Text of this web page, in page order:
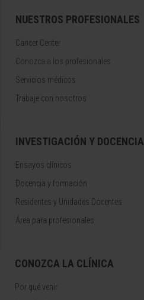
NUESTROS PROFESIONALES
Cancer Center
Conozca a los profesionales
Servicios médicos
Trabaje con nosotros
INVESTIGACIÓN Y DOCENCIA
Ensayos clínicos
Docencia y formación
Residentes y Unidades Docentes
Área para profesionales
CONOZCA LA CLÍNICA
Por qué venir